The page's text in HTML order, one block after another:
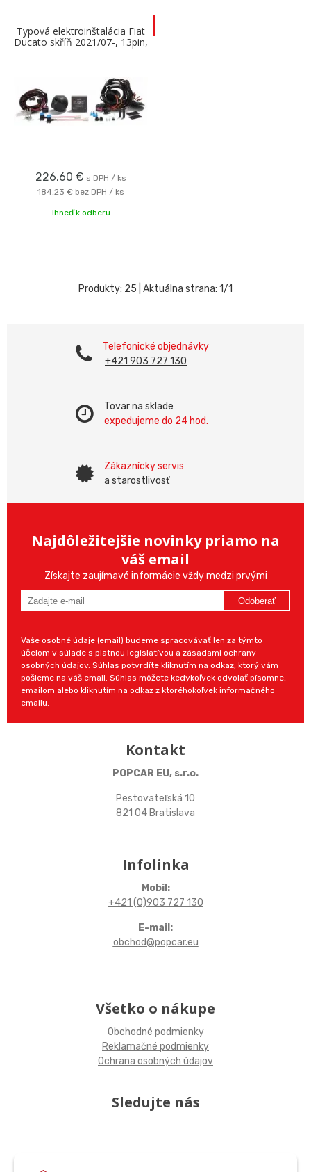
Typová elektroinštalácia Fiat
Ducato skříň 2021/07-, 13pin,
226,60 € s DPH / ks
184,23 € bez DPH / ks
Ihneď k odberu
Produkty: 25 | Aktuálna strana: 1/1
Telefonické objednávky
+421 903 727 130
Tovar na sklade
expedujeme do 24 hod.
Zákaznícky servis
a starostlivosť
Najdôležitejšie novinky priamo na
váš email
Získajte zaujímavé informácie vždy medzi prvými
Odoberať
Vaše osobné údaje (email) budeme spracovávať len za týmto
účelom v súlade s platnou legislatívou a zásadami ochrany
osobných údajov. Súhlas potvrdíte kliknutím na odkaz, ktorý vám
pošleme na váš email. Súhlas môžete kedykoľvek odvolať písomne,
emailom alebo kliknutím na odkaz z ktoréhokoľvek informačného
emailu.
Kontakt
POPCAR EU, s.r.o.
Pestovateľská 10
821 04 Bratislava
Infolinka
Mobil:
+421 (0)903 727 130
E-mail:
obchod@popcar.eu
Všetko o nákupe
Obchodné podmienky
Reklamačné podmienky
Ochrana osobných údajov
Sledujte nás